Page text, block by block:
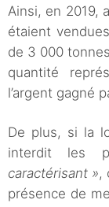
Ainsi, en 2019,
étaient
de 3 000
quantité
l’argent gagné
De plus, si la
interdit les
caractérisant »,
présence de